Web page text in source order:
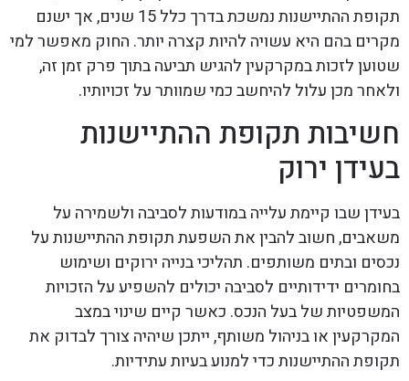
תקופת ההתיישנות נמשכת בדרך כלל 15 שנים, אך ישנם
מקרים בהם היא עשויה להיות קצרה יותר. החוק מאפשר למי
שטוען לזכות במקרקעין להגיש תביעה בתוך פרק זמן זה,
ולאחר מכן עלול להיחשב כמי שמוותר על זכויותיו.
חשיבות תקופת ההתיישנות
בעידן ירוק
בעידן שבו קיימת עלייה במודעות לסביבה ולשמירה על
משאבים, חשוב להבין את השפעת תקופת ההתיישנות על
נכסים ובתים משותפים. תהליכי בנייה ירוקים ושימוש
בחומרים ידידותיים לסביבה יכולים להשפיע על הזכויות
המשפטיות של בעל הנכס. כאשר קיים שינוי במצב
המקרקעין או בניהול משותף, ייתכן שיהיה צורך לבדוק את
תקופת ההתיישנות כדי למנוע בעיות עתידיות.